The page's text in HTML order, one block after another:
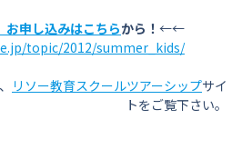
お申し込みはこちらから！ ←←
topic/2012/summer_kids/
、 リソー教育スクールツアーシップサイ
トをご覧下さい。